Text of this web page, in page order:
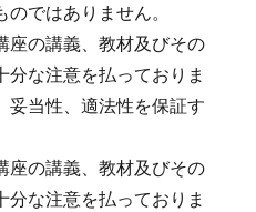
ではありません。
座の講義、教材及びその
な注意を払っておりま
妥当性、適法性を保証す
座の講義、教材及びその
な注意を払っておりま